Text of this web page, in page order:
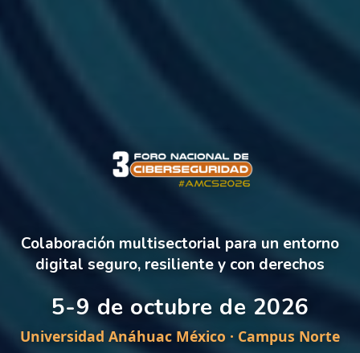
Colaboración multisectorial para un entorno
digital seguro, resiliente y con derechos
5-9 de octubre de 2026
Universidad Anáhuac México · Campus Norte